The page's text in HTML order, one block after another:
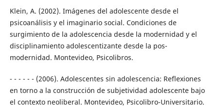
Klein, A. (2002). Imágenes del adolescente desde el
psicoanálisis y el imaginario social. Condiciones de
surgimiento de la adolescencia desde la modernidad y el
disciplinamiento adolescentizante desde la pos-
modernidad. Montevideo, Psicolibros.
- - - - - - (2006). Adolescentes sin adolescencia: Reflexiones
en torno a la construcción de subjetividad adolescente bajo
el contexto neoliberal. Montevideo, Psicolibro-Universitario.